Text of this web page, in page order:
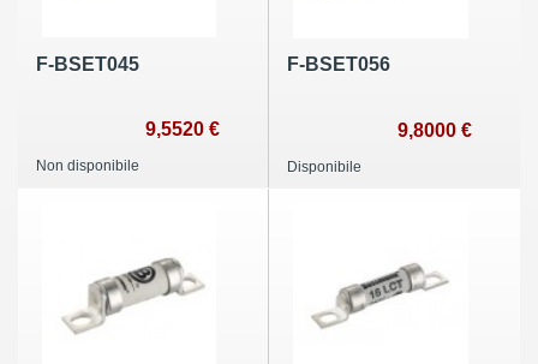
F-BSET045
9,5520 €
Non disponibile
F-BSET056
9,8000 €
Disponibile